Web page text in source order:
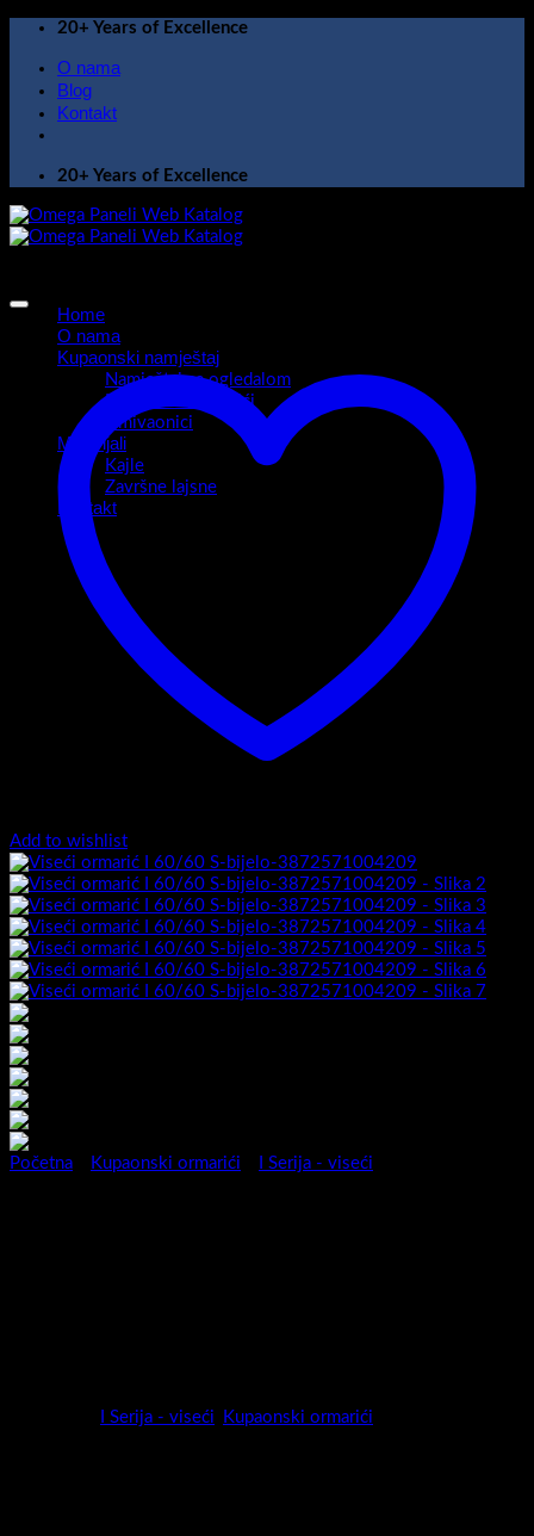
Skip
content
20+ Years of Excellence
O nama
Blog
Kontakt
20+ Years of Excellence
Home
O nama
Kupaonski namještaj
Namještaj sa ogledalom
Kupaonski ormarići
Umivaonici
Materijali
Kajle
Završne lajsne
Kontakt
Add to wishlist
Početna Kupaonski ormarići I Serija - viseći
I Serija - viseći Kupaonski ormarići